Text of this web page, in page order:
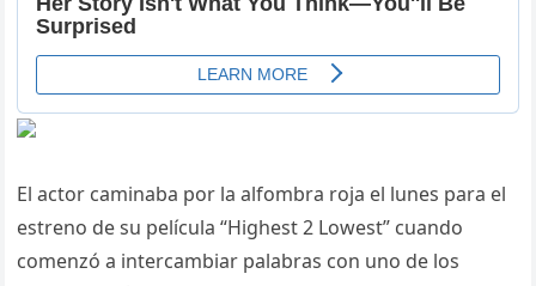
El actor caminaba por la alfombra roja el lunes para el
estreno de su película “Highest 2 Lowest” cuando
comenzó a intercambiar palabras con uno de los